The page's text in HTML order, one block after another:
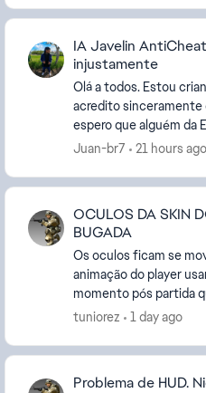
IA Javelin
injustamente
Olá a todos. Estou criando este tópico porque
acredito sinceramente
espero que alguém da
forma
Juan-br7 21 hours ago
OCULOS DA SKIN
BUGADA
Os oculos ficam se
animação do player
momento pós partida
como se não estivesse
tuniorez 1 day ago
Problema de HUD.